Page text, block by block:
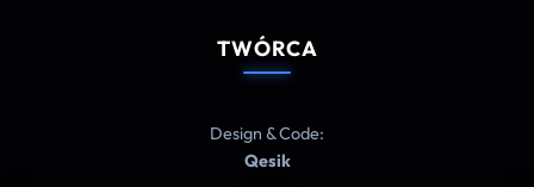
TWÓRCA
Design & Code:
Qesik